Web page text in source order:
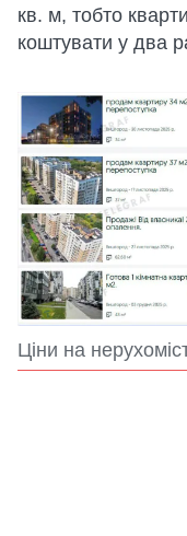
кв. м, тобто
коштувати у два
Ціни на